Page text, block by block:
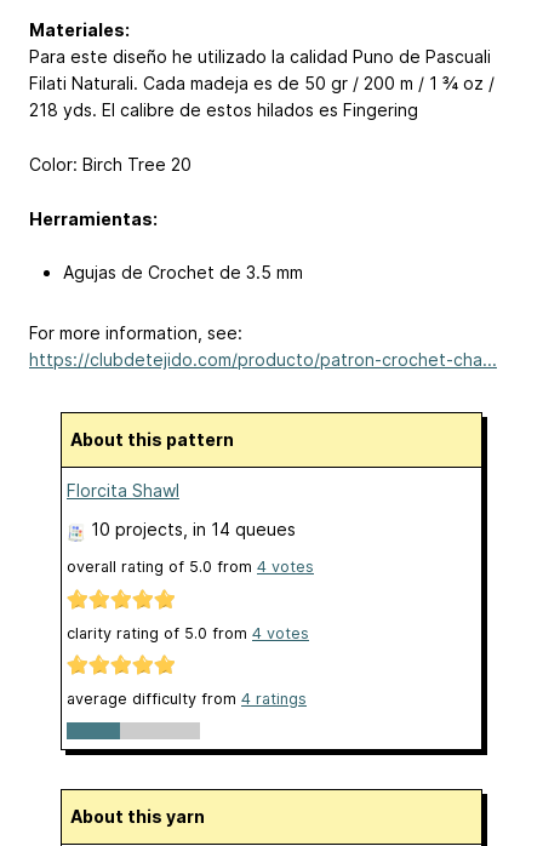
Materiales:
Para este diseño he utilizado la calidad Puno de Pascuali
Filati Naturali. Cada madeja es de 50 gr / 200 m / 1 ¾ oz /
218 yds. El calibre de estos hilados es Fingering
Color: Birch Tree 20
Herramientas:
Agujas de Crochet de 3.5 mm
For more information, see:
https://clubdetejido.com/producto/patron-crochet-cha...
About this pattern
Florcita Shawl
10 projects , in 14 queues
overall rating of 5.0 from 4 votes
clarity rating of 5.0 from 4 votes
average difficulty from 4 ratings
About this yarn